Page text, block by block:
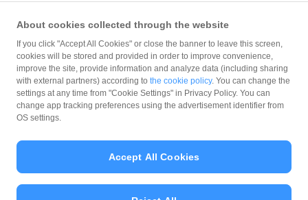
PayPay Code of Ethics & Business Conduct
プライバシーポリシー
ユーザープライバシーについて
ユーザーセキュリティについて
ウェブサイト利用規約
反社会的勢力に対する方針
カスタマーハラスメントに関する当社の考え方
About cookies collected through the website
If you click "Accept All Cookies" or close the banner to leave this screen,
cookies will be stored and provided in order to improve convenience,
improve the site, provide information and analyze data (including sharing
with external partners) according to the cookie policy. You can change the
settings at any time from "Cookie Settings" in Privacy Policy. You can
change app tracking preferences using the advertisement identifier from
OS settings.
Accept All Cookies